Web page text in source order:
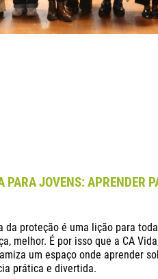
PARA JOVENS: APRENDER
da proteção é uma lição para
melhor. É por isso que a CA
um espaço onde aprender
prática e divertida.